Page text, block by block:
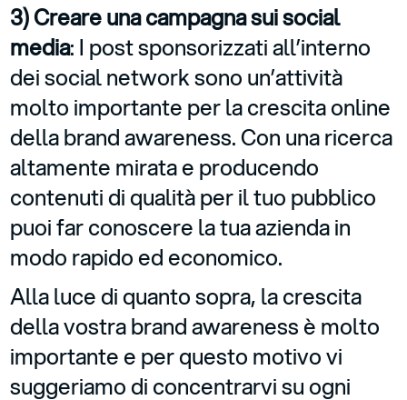
3) Creare una campagna sui social
media: I post sponsorizzati all’interno
dei social network sono un’attività
molto importante per la crescita online
della brand awareness. Con una ricerca
altamente mirata e producendo
contenuti di qualità per il tuo pubblico
puoi far conoscere la tua azienda in
modo rapido ed economico.
Alla luce di quanto sopra, la crescita
della vostra brand awareness è molto
importante e per questo motivo vi
suggeriamo di concentrarvi su ogni